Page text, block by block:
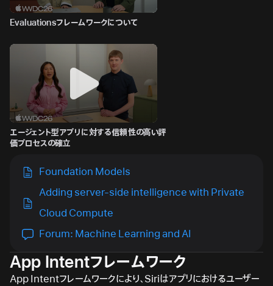
Evaluationsフレームワークについて
エージェント型アプリに対する信頼性の高い評
価プロセスの確立
Foundation Models
Adding server-side intelligence with Private
Cloud Compute
Forum: Machine Learning and AI
App Intentフレームワーク
App Intentフレームワークにより、Siriはアプリにおけるユーザー